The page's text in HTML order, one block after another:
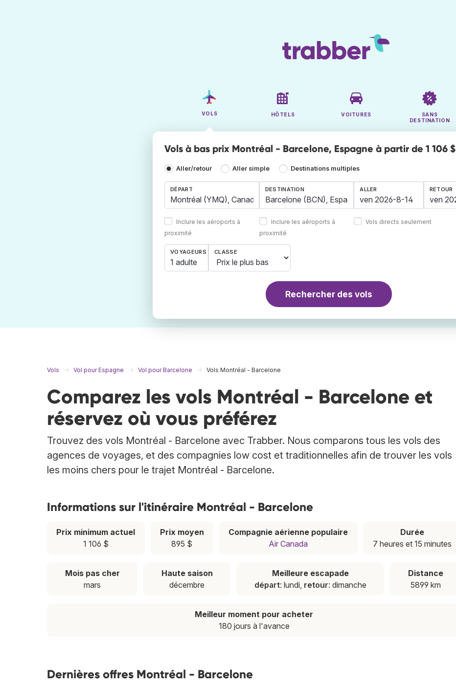
VOLS HÔTELS VOITURES
SANS
DESTINATION
Vols à bas prix Montréal - Barcelone, Espagne à partir de 1 106 $
Aller/retour Aller simple Destinations multiples
DÉPART
Inclure les aéroports à
proximité
DESTINATION
Inclure les aéroports à
proximité
ALLER RETOUR
Vols directs seulement
VOYAGEURS
1 adulte
CLASSE
Rechercher des vols
Vols Vol pour Espagne Vol pour Barcelone Vols Montréal - Barcelone
Comparez les vols Montréal - Barcelone et
réservez où vous préférez
Trouvez des vols Montréal - Barcelone avec Trabber. Nous comparons tous les vols des
agences de voyages, et des compagnies low cost et traditionnelles afin de trouver les vols
les moins chers pour le trajet Montréal - Barcelone.
Informations sur l'itinéraire Montréal - Barcelone
Prix minimum actuel
1 106 $
Prix moyen
895 $
Compagnie aérienne populaire
Air Canada
Durée
7 heures et 15 minutes
Mois pas cher
mars
Haute saison
décembre
Meilleure escapade
départ: lundi, retour: dimanche
Distance
5899 km
Meilleur moment pour acheter
180 jours à l'avance
Dernières offres Montréal - Barcelone